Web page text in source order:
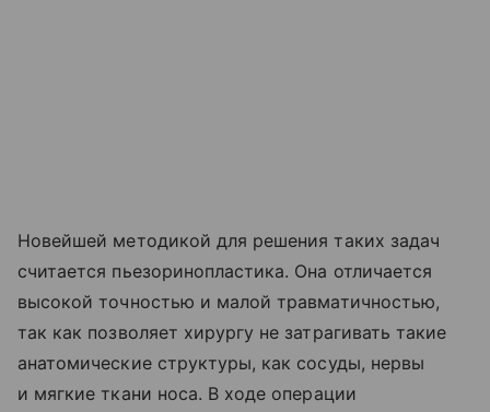
Новейшей методикой для решения таких задач
считается пьезоринопластика. Она отличается
высокой точностью и малой травматичностью,
так как позволяет хирургу не затрагивать такие
анатомические структуры, как сосуды, нервы
и мягкие ткани носа. В ходе операции